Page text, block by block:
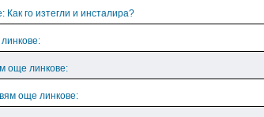
Как го изтегли и инсталира?
още линкове:
още линкове: